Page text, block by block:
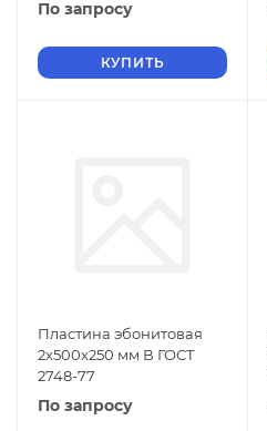
По запросу
КУПИТЬ
Пластина эбонитовая
2х500х250 мм В ГОСТ
2748-77
По запросу